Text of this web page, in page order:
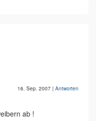
16. Sep. 2007 | Antworten
ab !